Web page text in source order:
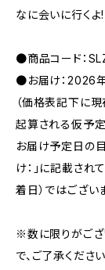
なに会いに行く
●商品コード：
●お届け：2026
（価格表記下に
起算される仮予
お届け予定日の
け：」に記載され
着日）ではございま
※数に限りがござ
で、ご了承ください